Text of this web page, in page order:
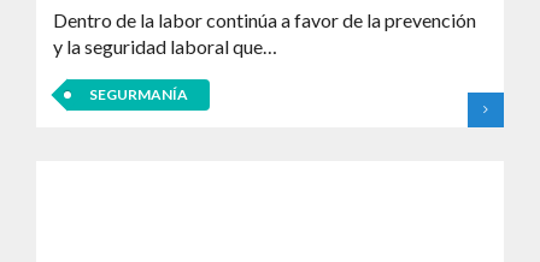
Dentro de la labor continúa a favor de la prevención
y la seguridad laboral que…
SEGURMANÍA